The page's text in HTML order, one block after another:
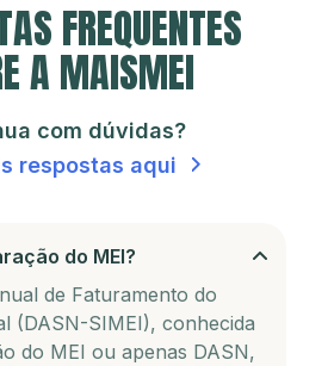
FREQUENTES
A MAISMEI
com dúvidas?
respostas aqui
do MEI?
de Faturamento do
(DASN-SIMEI), conhecida
do MEI ou apenas DASN,